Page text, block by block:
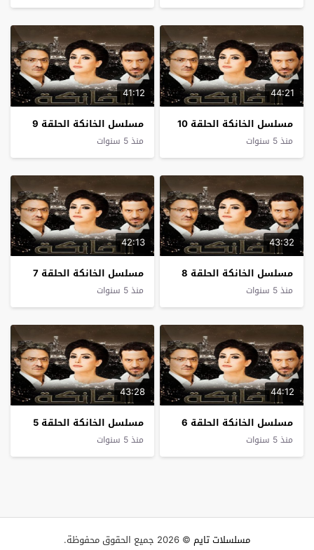
44:21
مسلسل الخانكة الحلقة 10
منذ 5 سنوات
41:12
مسلسل الخانكة الحلقة 9
منذ 5 سنوات
43:32
مسلسل الخانكة الحلقة 8
منذ 5 سنوات
42:13
مسلسل الخانكة الحلقة 7
منذ 5 سنوات
44:12
مسلسل الخانكة الحلقة 6
منذ 5 سنوات
43:28
مسلسل الخانكة الحلقة 5
منذ 5 سنوات
مسلسلات تايم © 2026 جميع الحقوق محفوظة.